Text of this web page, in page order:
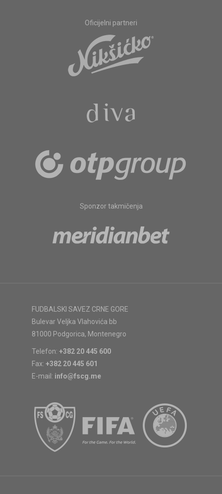
Oficijelni partneri
Sponzor takmičenja
FUDBALSKI SAVEZ CRNE GORE
Bulevar Veljka Vlahovića bb
81000 Podgorica, Montenegro
Telefon: +382 20 445 600
Fax: +382 20 445 601
E-mail: info@fscg.me